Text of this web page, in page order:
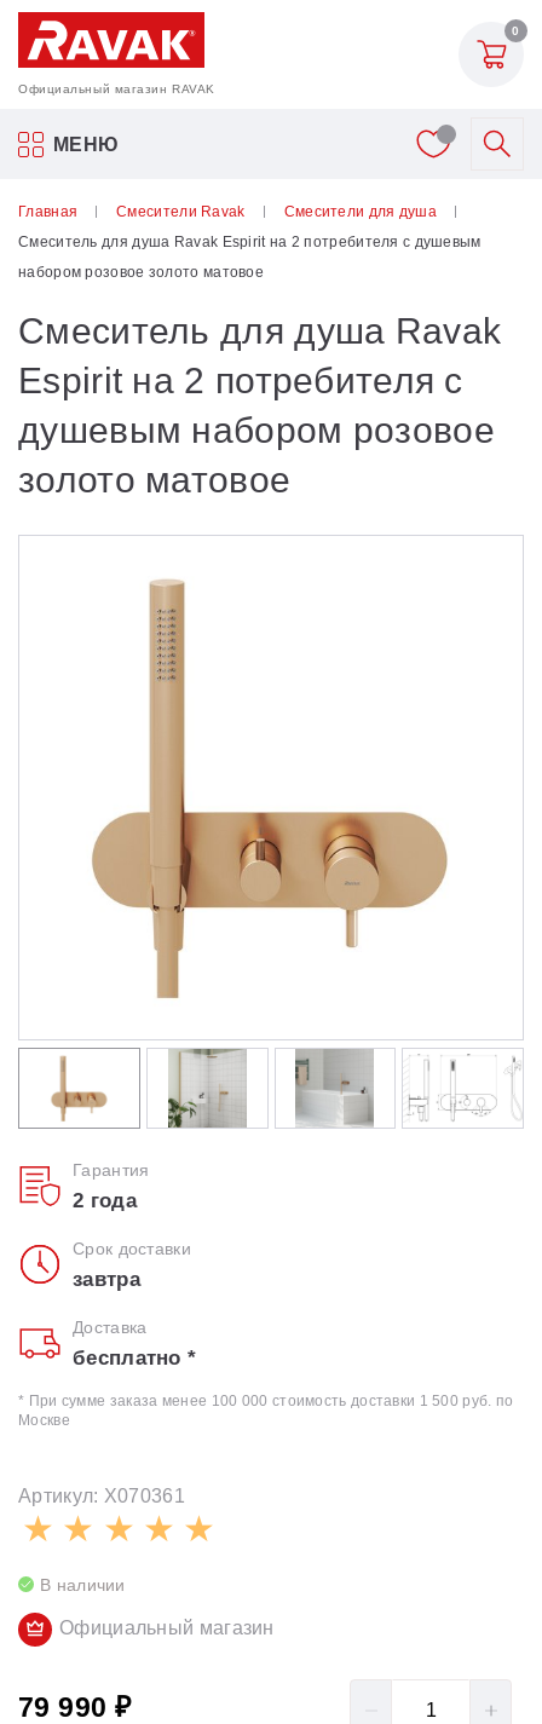
Официальный магазин RAVAK
0
МЕНЮ
Акриловые ванны Ravak
Шторки для ванн
Мебель для ванной
Аксессуары
Душевые уголки
Поддоны для душа
Гидромассаж для ванны
Душевые каналы
Главная Смесители Ravak
Смесители для душа
Смеситель для душа Ravak Espirit на 2 потребителя с душевым
набором розовое золото матовое
Смеситель для душа Ravak
Espirit на 2 потребителя с
душевым набором розовое
золото матовое
Гарантия
2 года
Срок доставки
завтра
Доставка
бесплатно *
* При сумме заказа менее 100 000 стоимость доставки 1 500 руб. по
Москве
Артикул: X070361
В наличии
Официальный магазин
79 990 ₽